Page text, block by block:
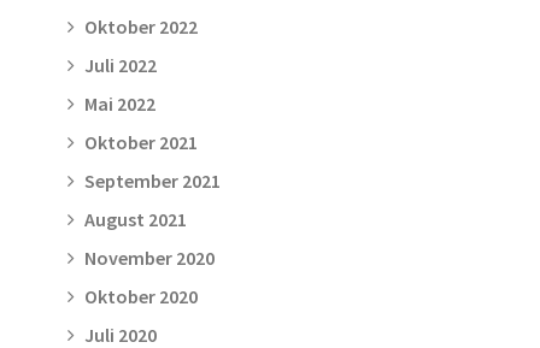
Oktober 2022
Juli 2022
Mai 2022
Oktober 2021
September 2021
August 2021
November 2020
Oktober 2020
Juli 2020